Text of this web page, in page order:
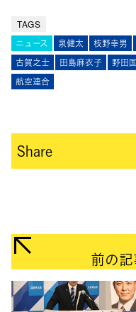
TAGS
ニュース 泉健太 枝野幸男
古賀之士
田島麻衣子 野田
航空連合
Share
前の